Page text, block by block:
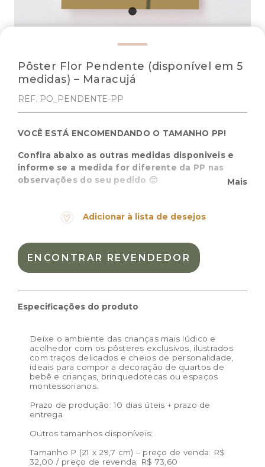
Pôster Flor Pendente (disponível em 5
medidas) – Maracujá
REF. PO_PENDENTE-PP
VOCÊ ESTÁ ENCOMENDANDO O TAMANHO PP!
Confira abaixo as outras medidas disponiveis e
informe se a medida for diferente da PP nas
observações do seu pedido 🙂
mais romantico. O Pôster Pentente é puro charme,
Cor:
Dimensões do produto:
13 x 18 cm
Mais
Adicionar à lista de desejos
ENCONTRAR REVENDEDOR
Especificações do produto
Deixe o ambiente das crianças mais lúdico e
acolhedor com os pôsteres exclusivos, ilustrados
com traços delicados e cheios de personalidade,
ideais para compor a decoração de quartos de
bebê e crianças, brinquedotecas ou espaços
montessorianos.
Prazo de produção: 10 dias úteis + prazo de
entrega
Outros tamanhos disponíveis:
Tamanho P (21 x 29,7 cm) – preço de venda: R$
32,00 / preço de revenda: R$ 73,60